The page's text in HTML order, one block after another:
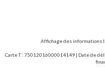
Affichage des informations
Carte T : 75012016000014149 | Date de